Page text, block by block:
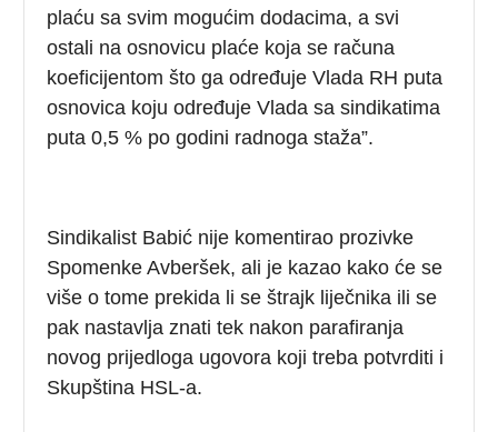
plaću sa svim mogućim dodacima, a svi
ostali na osnovicu plaće koja se računa
koeficijentom što ga određuje Vlada RH puta
osnovica koju određuje Vlada sa sindikatima
puta 0,5 % po godini radnoga staža”.
Sindikalist Babić nije komentirao prozivke
Spomenke Avberšek, ali je kazao kako će se
više o tome prekida li se štrajk liječnika ili se
pak nastavlja znati tek nakon parafiranja
novog prijedloga ugovora koji treba potvrditi i
Skupština HSL-a.